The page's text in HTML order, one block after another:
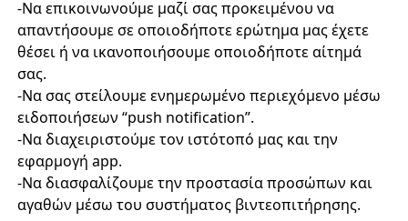
-Να επικοινωνούμε μαζί σας προκειμένου να
απαντήσουμε σε οποιοδήποτε ερώτημα μας έχετε
θέσει ή να ικανοποιήσουμε οποιοδήποτε αίτημά
σας.
-Να σας στείλουμε ενημερωμένο περιεχόμενο μέσω
ειδοποιήσεων “push notification”.
-Να διαχειριστούμε τον ιστότοπό μας και την
εφαρμογή app.
-Να διασφαλίζουμε την προστασία προσώπων και
αγαθών μέσω του συστήματος βιντεοπιτήρησης.